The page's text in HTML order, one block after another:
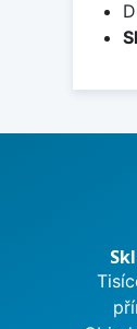
Proč